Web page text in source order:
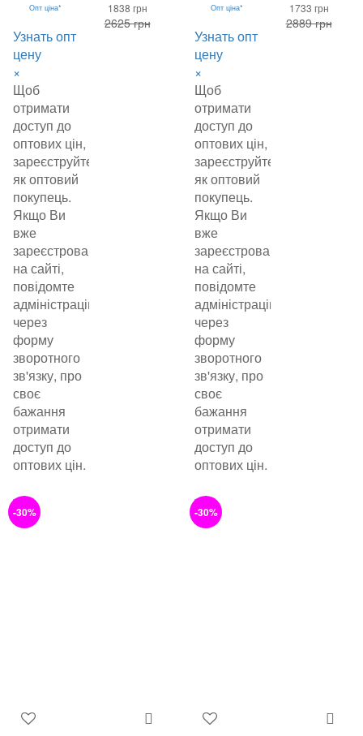
Опт ціна*
Узнать опт
цену
×
Щоб
отримати
доступ до
оптових цін,
зареєструйтеся
як оптовий
покупець.
Якщо Ви
вже
зареєстровані
на сайті,
повідомте
адміністрацію
через
форму
зворотного
зв'язку, про
своє
бажання
отримати
доступ до
оптових цін.
1838 грн
2625 грн
Опт ціна*
Узнать опт
цену
×
Щоб
отримати
доступ до
оптових цін,
зареєструйтеся
як оптовий
покупець.
Якщо Ви
вже
зареєстровані
на сайті,
повідомте
адміністрацію
через
форму
зворотного
зв'язку, про
своє
бажання
отримати
доступ до
оптових цін.
1733 грн
2889 грн
-30% -30%